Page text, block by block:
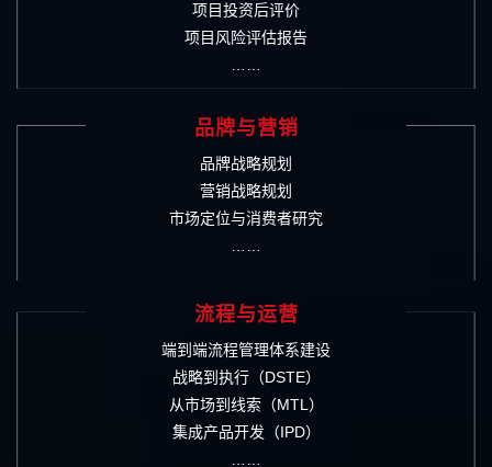
项目投资后评价
项目风险评估报告
品牌与营销
品牌战略规划
营销战略规划
市场定位与消费者研究
流程与运营
端到端流程管理体系建设
战略到执行（DSTE）
从市场到线索（MTL）
集成产品开发（IPD）